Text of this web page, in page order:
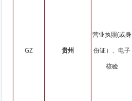
GZ 贵州
营业执照(或身
份证）、电子
核验